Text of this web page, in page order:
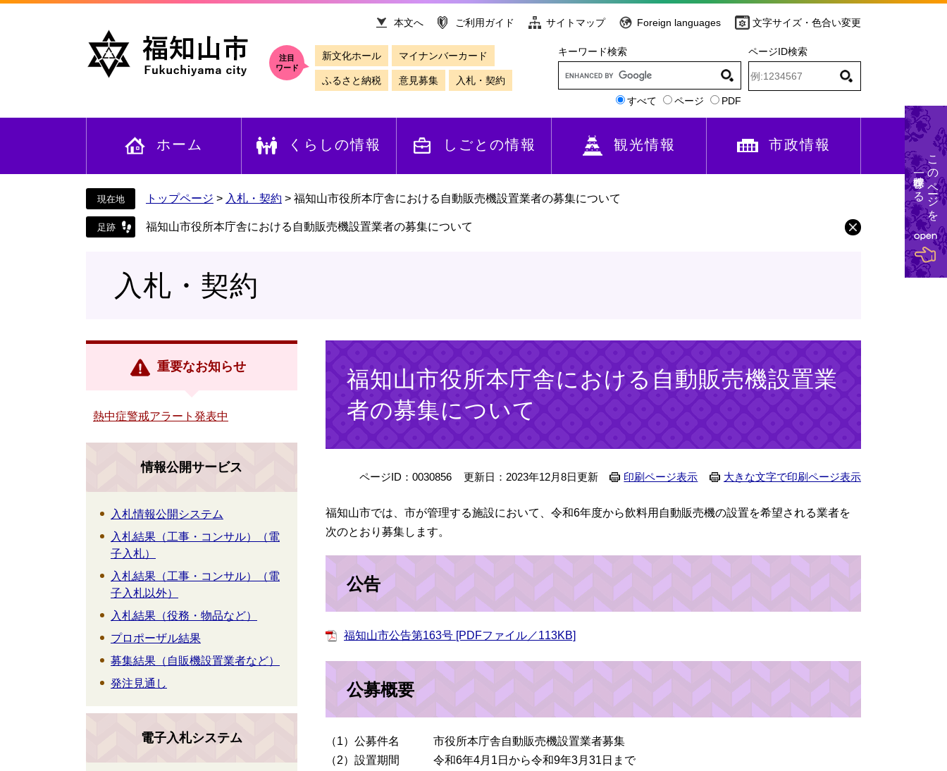
文
本文へ ご利用ガイド サイトマップ Foreign languages 文字サイズ・色合い変更
注目
ワード
新文化ホール マイナンバーカード
ふるさと納税 意見募集 入札・契約
キーワード検索
すべて ページ PDF
ページID検索
ホーム くらしの情報 しごとの情報 観光情報 市政情報
トップページ > 入札・契約 > 福知山市役所本庁舎における自動販売機設置業者の募集について
福知山市役所本庁舎における自動販売機設置業者の募集について
入札・契約
福知山市役所本庁舎における自動販売機設置業
者の募集について
ページID：0030856 更新日：2023年12月8日更新 印刷ページ表示 大きな文字で印刷ページ表示
福知山市では、市が管理する施設において、令和6年度から飲料用自動販売機の設置を希望される業者を
次のとおり募集します。
公告
福知山市公告第163号 [PDFファイル／113KB]
公募概要
（1）公募件名 市役所本庁舎自動販売機設置業者募集
（2）設置期間 令和6年4月1日から令和9年3月31日まで
重要なお知らせ
熱中症警戒アラート発表中
情報公開サービス
入札情報公開システム
入札結果（工事・コンサル）（電
子入札）
入札結果（工事・コンサル）（電
子入札以外）
入札結果（役務・物品など）
プロポーザル結果
募集結果（自販機設置業者など）
発注見通し
電子入札システム
このページを
一時保存する